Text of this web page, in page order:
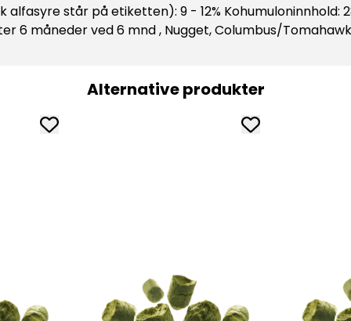
står på etiketten): 9 - 12% Kohumuloninnhold:
6 måneder ved 6 mnd , Nugget, Columbus/
Alternative produkter